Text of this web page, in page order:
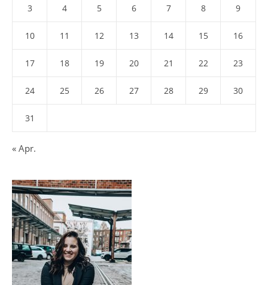
3 4 5 6 7 8 9
10 11 12 13 14 15 16
17 18 19 20 21 22 23
24 25 26 27 28 29 30
31
« Apr.